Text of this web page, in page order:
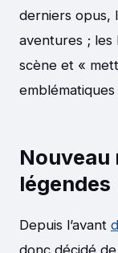
derniers opus,
aventures ;
scène et «
Nouveau
légendes
Depuis l’avant
donc décidé